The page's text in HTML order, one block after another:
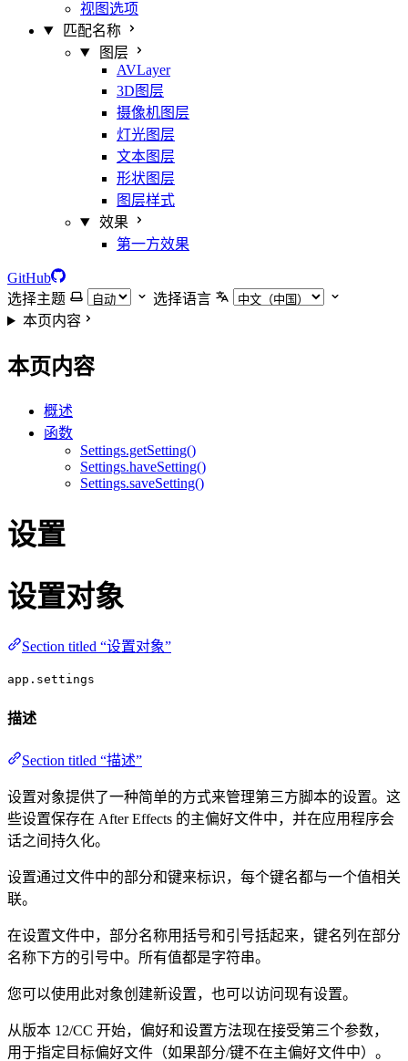
视图选项
匹配名称
图层
AVLayer
3D图层
摄像机图层
灯光图层
文本图层
形状图层
图层样式
效果
第一方效果
GitHub
选择主题
选择语言
本页内容
本页内容
概述
函数
Settings.getSetting()
Settings.haveSetting()
Settings.saveSetting()
设置
设置对象
Section titled “设置对象”
app.settings
描述
Section titled “描述”
设置对象提供了一种简单的方式来管理第三方脚本的设置。这
些设置保存在 After Effects 的主偏好文件中，并在应用程序会
话之间持久化。
设置通过文件中的部分和键来标识，每个键名都与一个值相关
联。
在设置文件中，部分名称用括号和引号括起来，键名列在部分
名称下方的引号中。所有值都是字符串。
您可以使用此对象创建新设置，也可以访问现有设置。
从版本 12/CC 开始，偏好和设置方法现在接受第三个参数，
用于指定目标偏好文件（如果部分/键不在主偏好文件中）。